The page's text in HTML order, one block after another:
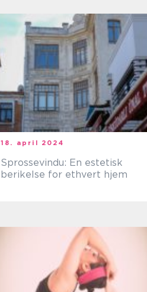
18. april 2024
Sprossevindu: En estetisk
berikelse for ethvert hjem